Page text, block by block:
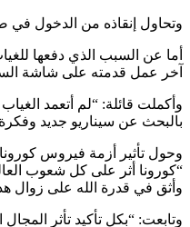
وتحاول إنقاذه من الدخول في
آخر عمل قدمته على شاشة
وأكملت قائلة: “لم أتعمد
بالبحث عن سيناريو جديد
وحول تأثير أزمة فيروس
“كورونا أثر على كل شعوب
وأثق في قدرة الله على زوال
وتابعت: “بكل تأكيد تأثر